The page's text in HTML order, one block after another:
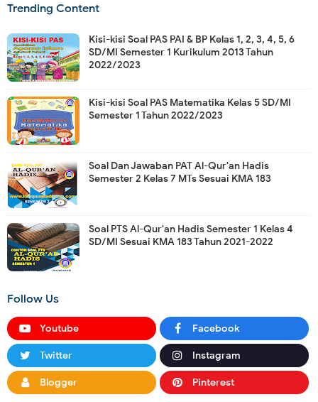
Trending Content
Kisi-kisi Soal PAS PAI & BP Kelas 1, 2, 3, 4, 5, 6
SD/MI Semester 1 Kurikulum 2013 Tahun
2022/2023
Kisi-kisi Soal PAS Matematika Kelas 5 SD/MI
Semester 1 Tahun 2022/2023
Soal Dan Jawaban PAT Al-Qur'an Hadis
Semester 2 Kelas 7 MTs Sesuai KMA 183
Soal PTS Al-Qur'an Hadis Semester 1 Kelas 4
SD/MI Sesuai KMA 183 Tahun 2021-2022
Follow Us
Youtube Facebook
Twitter Instagram
Blogger Pinterest